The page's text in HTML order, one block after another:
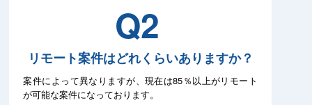
Q2
リモート案件はどれくらいありますか？
案件によって異なりますが、現在は85％以上がリモート
が可能な案件になっております。